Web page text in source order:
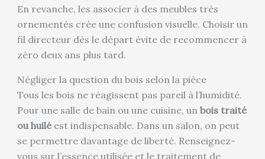
En revanche, les associer à des meubles très
ornementés crée une confusion visuelle. Choisir un
fil directeur dès le départ évite de recommencer à
zéro deux ans plus tard.
Négliger la question du bois selon la pièce
Tous les bois ne réagissent pas pareil à l’humidité.
Pour une salle de bain ou une cuisine, un bois traité
ou huiléest indispensable. Dans un salon, on peut
se permettre davantage de liberté. Renseignez-
vous sur l’essence utilisée et le traitement de